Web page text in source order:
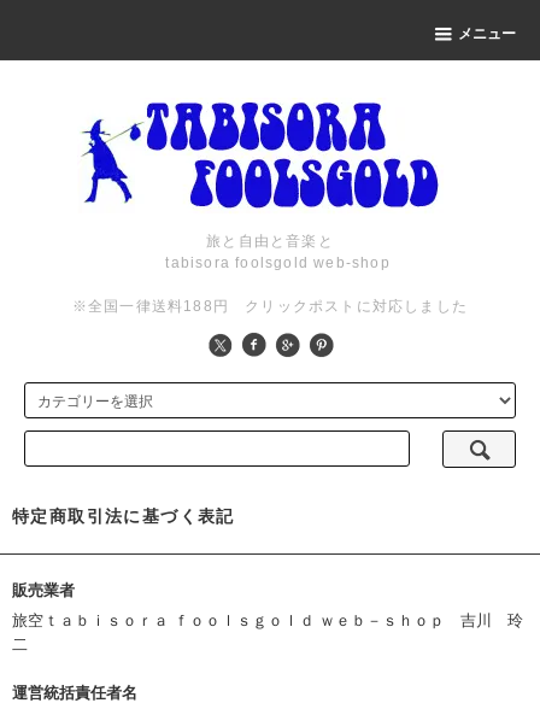
メニュー
旅と自由と音楽と
tabisora foolsgold web-shop
※全国一律送料188円 クリックポストに対応しました
特定商取引法に基づく表記
販売業者
旅空ｔａｂｉｓｏｒａ ｆｏｏｌｓｇｏｌｄ ｗｅｂ－ｓｈｏｐ 吉川 玲
二
運営統括責任者名